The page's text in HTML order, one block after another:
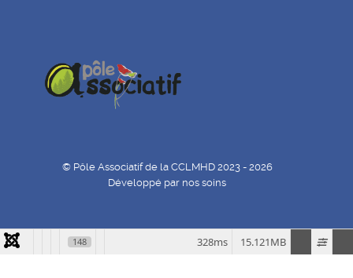
© Pôle Associatif de la CCLMHD 2023 - 2026
Développé par nos soins
148 15.121MB
328ms